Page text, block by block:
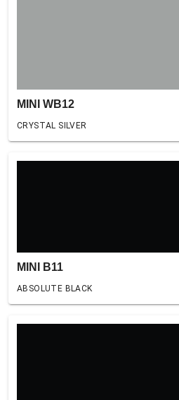
MINI WB12
CRYSTAL SILVER
MINI B11
ABSOLUTE BLACK